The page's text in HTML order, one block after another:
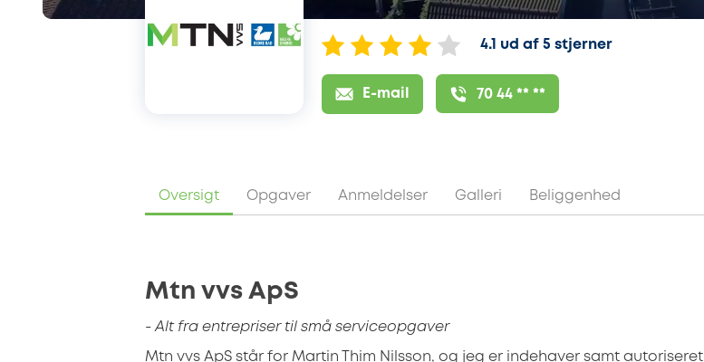
4.1 ud af 5 stjerner
E-mail 70 44 ** **
Oversigt Opgaver Anmeldelser Galleri Beliggenhed
Mtn vvs ApS
- Alt fra entrepriser til små serviceopgaver
Mtn vvs ApS står for Martin Thim Nilsson, og jeg er indehaver samt autoriseret